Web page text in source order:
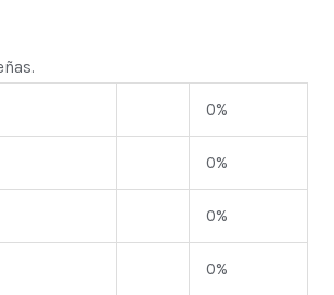
0%
0%
0%
0%